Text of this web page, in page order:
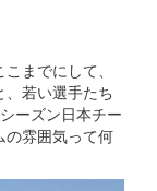
までにして、
、若い選手たち
ーズン日本チー
の雰囲気って何